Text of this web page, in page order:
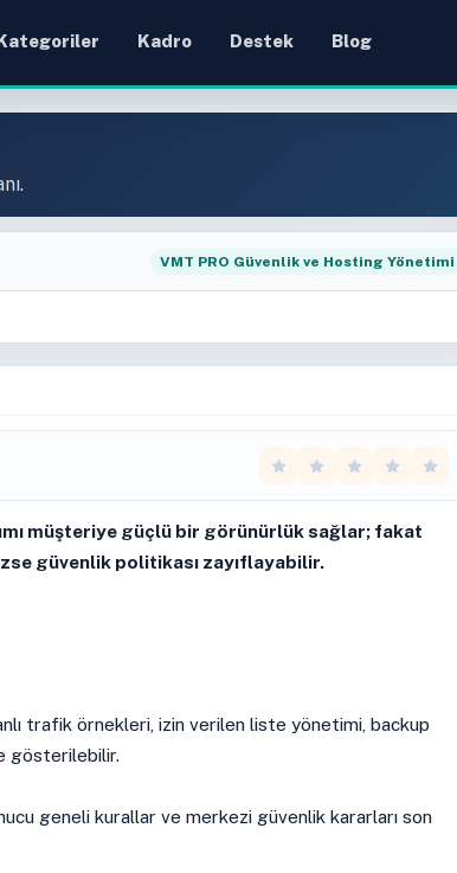
Kadro Destek Blog
VMT PRO Güvenlik ve Hosting Yönetimi
müşteriye güçlü bir görünürlük sağlar; fakat
güvenlik politikası zayıflayabilir.
trafik örnekleri, izin verilen liste yönetimi, backup
gösterilebilir.
geneli kurallar ve merkezi güvenlik kararları son